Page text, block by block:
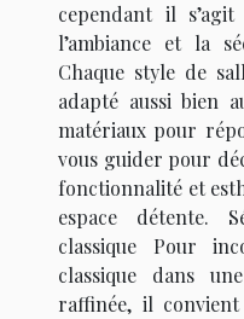
cependant il
l’ambiance et la
Chaque style de
adapté aussi bien
matériaux pour
vous guider pour
fonctionnalité et
espace détente.
classique Pour
classique dans
raffinée, il